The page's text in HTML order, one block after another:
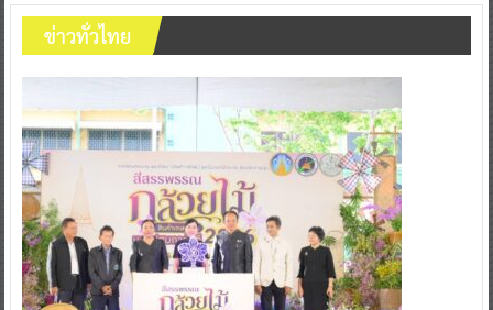
ข่าวทั่วไทย